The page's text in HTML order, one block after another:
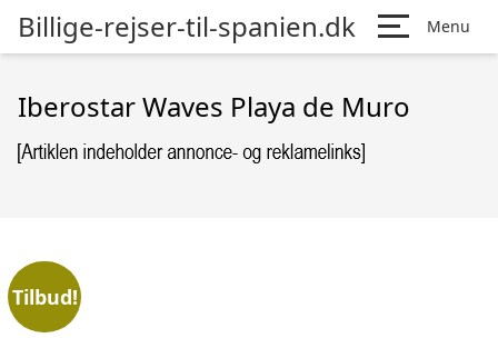
Billige-rejser-til-spanien.dk Menu
Iberostar Waves Playa de Muro
Tilbud!